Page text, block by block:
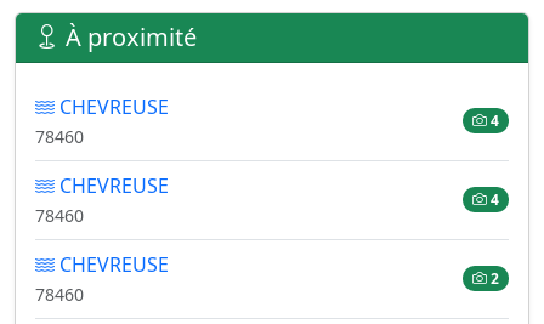
À proximité
CHEVREUSE
78460
4
CHEVREUSE
78460
4
CHEVREUSE
78460
2